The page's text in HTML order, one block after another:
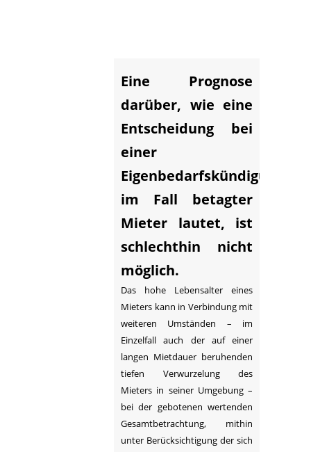
Eine Prognose
darüber, wie eine
Entscheidung bei
einer
Eigenbedarfskündigung
im Fall betagter
Mieter lautet, ist
schlechthin nicht
möglich.
Das hohe Lebensalter eines
Mieters kann in Verbindung mit
weiteren Umständen – im
Einzelfall auch der auf einer
langen Mietdauer beruhenden
tiefen Verwurzelung des
Mieters in seiner Umgebung –
bei der gebotenen wertenden
Gesamtbetrachtung, mithin
unter Berücksichtigung der sich